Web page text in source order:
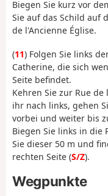
Biegen Sie kurz vor
Sie auf das Schild auf
de l'Ancienne Église.
(11) Folgen Sie links
Catherine, die sich
Seite befindet.
Kehren Sie zur Rue
ihr nach links, gehen
vorbei und weiter bis
Biegen Sie links in die
Sie dieser 50 m und
rechten Seite (S/Z).
Wegpunkte